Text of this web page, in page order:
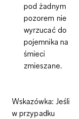
pod żadnym
pozorem nie
wyrzucać do
pojemnika na
śmieci
zmieszane.
Wskazówka: Jeśli
w przypadku